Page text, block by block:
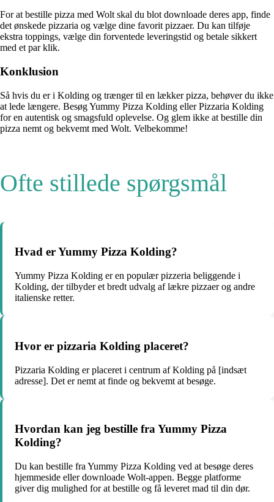
For at bestille pizza med Wolt skal du blot downloade deres app, finde
det ønskede pizzaria og vælge dine favorit pizzaer. Du kan tilføje
ekstra toppings, vælge din forventede leveringstid og betale sikkert
med et par klik.
Konklusion
Så hvis du er i Kolding og trænger til en lækker pizza, behøver du ikke
at lede længere. Besøg Yummy Pizza Kolding eller Pizzaria Kolding
for en autentisk og smagsfuld oplevelse. Og glem ikke at bestille din
pizza nemt og bekvemt med Wolt. Velbekomme!
Ofte stillede spørgsmål
Hvad er Yummy Pizza Kolding?
Yummy Pizza Kolding er en populær pizzeria beliggende i
Kolding, der tilbyder et bredt udvalg af lækre pizzaer og andre
italienske retter.
Hvor er pizzaria Kolding placeret?
Pizzaria Kolding er placeret i centrum af Kolding på [indsæt
adresse]. Det er nemt at finde og bekvemt at besøge.
Hvordan kan jeg bestille fra Yummy Pizza
Kolding?
Du kan bestille fra Yummy Pizza Kolding ved at besøge deres
hjemmeside eller downloade Wolt-appen. Begge platforme
giver dig mulighed for at bestille og få leveret mad til din dør.